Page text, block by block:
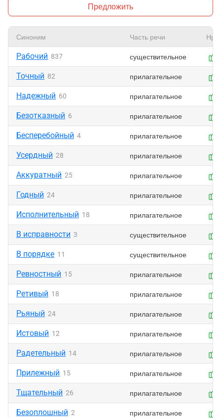
Предложить
Синоним Часть речи
Рабочий 837 существительное
Точный 82 прилагательное
Надежный 60 прилагательное
Безотказный 6 прилагательное
Бесперебойный 4 прилагательное
Усердный 28 прилагательное
Аккуратный 25 прилагательное
Годный 24 прилагательное
Исполнительный 18 прилагательное
В исправности 3 существительное
В порядке 11 существительное
Ревностный 15 прилагательное
Ретивый 18 прилагательное
Рьяный 24 прилагательное
Истовый 12 прилагательное
Радетельный 14 прилагательное
Прилежный 15 прилагательное
Тщательный 26 прилагательное
Безоплошный 2 прилагательное